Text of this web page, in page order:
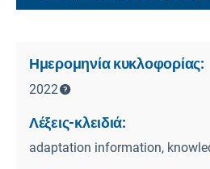
Ημερομηνία κυκλοφορίας:
2022
Λέξεις-κλειδιά:
adaptation information,